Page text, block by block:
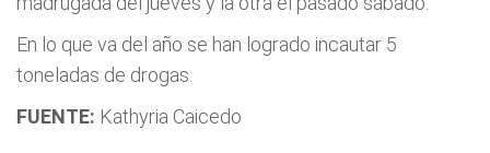
En lo que va del año se han logrado incautar 5
toneladas de drogas.
FUENTE: Kathyria Caicedo